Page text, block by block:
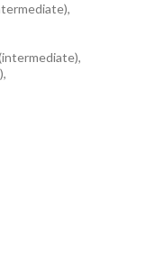
),
intermediate),
),